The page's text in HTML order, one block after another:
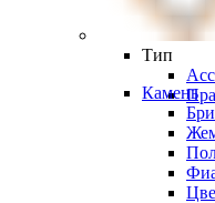
Тип
Камень